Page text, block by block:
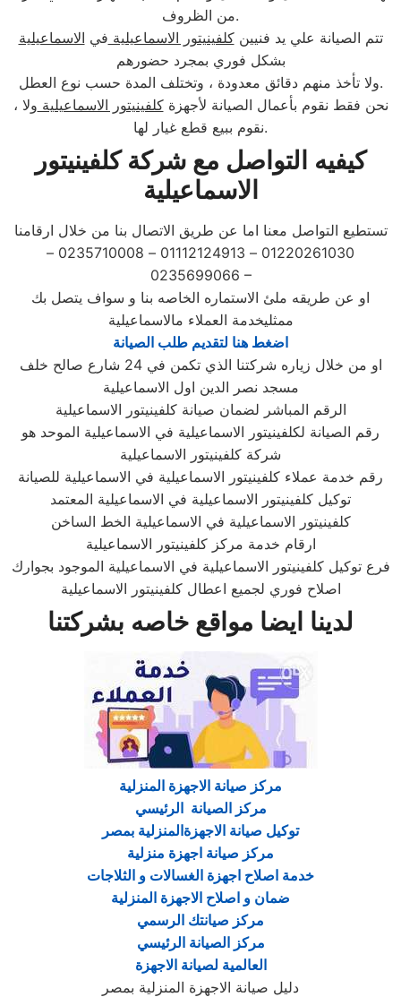
من الظروف.
تتم الصيانة علي يد فنيينكلفينيتور الاسماعيلية في الاسماعيلية
بشكل فوري بمجرد حضورهم
ولا تأخذ منهم دقائق معدودة ، وتختلف المدة حسب نوع العطل.
، نحن فقط نقوم بأعمال الصيانة لأجهزةكلفينيتور الاسماعيلية ولا
نقوم ببيع قطع غيار لها.
كيفيه التواصل مع شركة كلفينيتور
الاسماعيلية
تستطيع التواصل معنا اما عن طريق الاتصال بنا من خلال ارقامنا
01220261030 – 01112124913 – 0235710008 –
0235699066 –
او عن طريقه ملئ الاستماره الخاصه بنا و سواف يتصل بك
ممثليخدمة العملاء مالاسماعيلية
اضغط هنا لتقديم طلب الصيانة
او من خلال زياره شركتنا الذي تكمن في 24 شارع صالح خلف
مسجد نصر الدين اول الاسماعيلية
الرقم المباشر لضمان صيانة كلفينيتور الاسماعيلية
رقم الصيانة لكلفينيتور الاسماعيلية في الاسماعيلية الموحد هو
شركة كلفينيتور الاسماعيلية
رقم خدمة عملاء كلفينيتور الاسماعيلية في الاسماعيلية للصيانة
توكيل كلفينيتور الاسماعيلية في الاسماعيلية المعتمد
كلفينيتور الاسماعيلية في الاسماعيلية الخط الساخن
ارقام خدمة مركز كلفينيتور الاسماعيلية
فرع توكيل كلفينيتور الاسماعيلية في الاسماعيلية الموجود بجوارك
اصلاح فوري لجميع اعطال كلفينيتور الاسماعيلية
لدينا ايضا مواقع خاصه بشركتنا
مركز صيانة الاجهزة المنزلية
مركز الصيانة الرئيسي
توكيل صيانة الاجهزةالمنزلية بمصر
مركز صيانة اجهزة منزلية
خدمة اصلاح اجهزة الغسالات و الثلاجات
ضمان و اصلاح الاجهزة المنزلية
مركز صيانتك الرسمي
مركز الصيانة الرئيسي
العالمية لصيانة الاجهزة
دليل صيانة الاجهزة المنزلية بمصر